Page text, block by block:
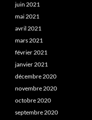
juin 2021
mai 2021
avril 2021
mars 2021
février 2021
janvier 2021
décembre 2020
novembre 2020
octobre 2020
septembre 2020